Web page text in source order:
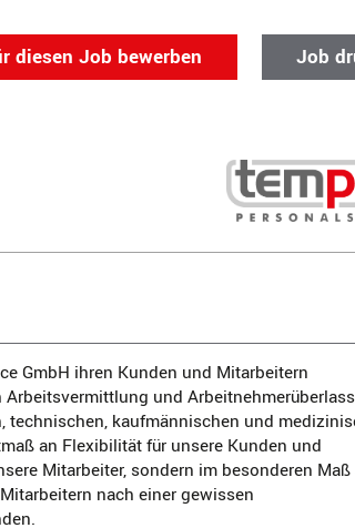
diesen Job bewerben Job
GmbH ihren Kunden und Mitarbeitern
und
kaufmännischen und
an Flexibilität für unsere Kunden und
Mitarbeiter, sondern im besonderen Maß
nach einer gewissen